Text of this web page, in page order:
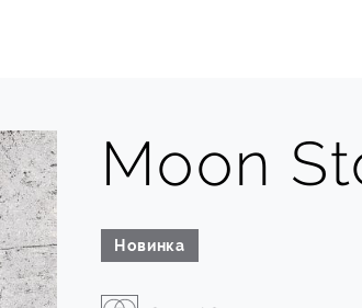
Moon
Новинка